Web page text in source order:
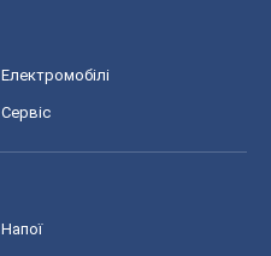
Електромобілі
Сервіс
Напої